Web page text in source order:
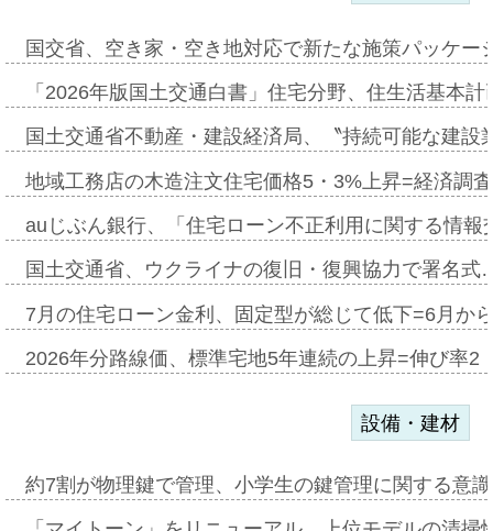
国交省、空き家・空き地対応で新たな施策パッケ
「2026年版国土交通白書」住宅分野、住生活基本
国土交通省不動産・建設経済局、〝持続可能な建
地域工務店の木造注文住宅価格5・3%上昇=経済調
auじぶん銀行、「住宅ローン不正利用に関する情
国土交通省、ウクライナの復旧・復興協力で署名
7月の住宅ローン金利、固定型が総じて低下=6月か
2026年分路線価、標準宅地5年連続の上昇=伸び率
設備・建材
約7割が物理鍵で管理、小学生の鍵管理に関する意